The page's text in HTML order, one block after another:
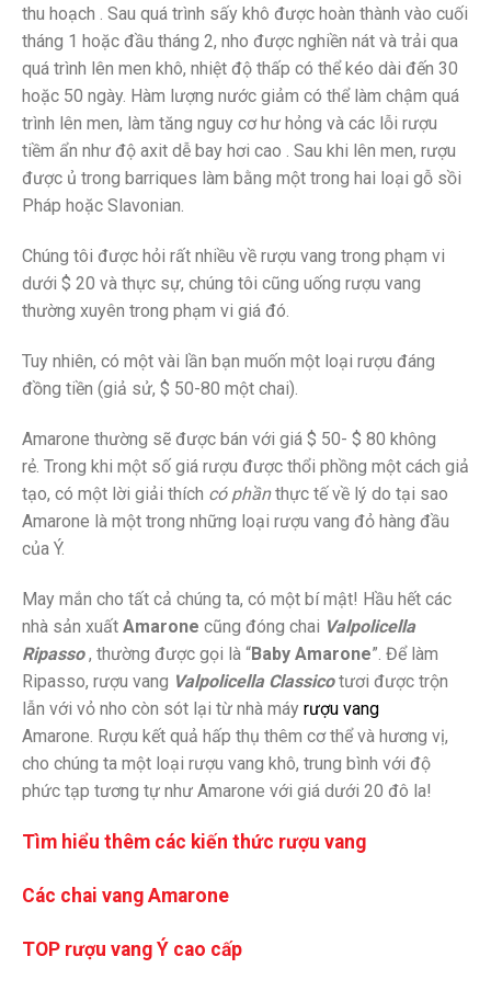
thu hoạch . Sau quá trình sấy khô được hoàn thành vào cuối
tháng 1 hoặc đầu tháng 2, nho được nghiền nát và trải qua
quá trình lên men khô, nhiệt độ thấp có thể kéo dài đến 30
hoặc 50 ngày. Hàm lượng nước giảm có thể làm chậm quá
trình lên men, làm tăng nguy cơ hư hỏng và các lỗi rượu
tiềm ẩn như độ axit dễ bay hơi cao . Sau khi lên men, rượu
được ủ trong barriques làm bằng một trong hai loại gỗ sồi
Pháp hoặc Slavonian.
Chúng tôi được hỏi rất nhiều về rượu vang trong phạm vi
dưới $ 20 và thực sự, chúng tôi cũng uống rượu vang
thường xuyên trong phạm vi giá đó.
Tuy nhiên, có một vài lần bạn muốn một loại rượu đáng
đồng tiền (giả sử, $ 50-80 một chai).
Amarone thường sẽ được bán với giá $ 50- $ 80 không
rẻ. Trong khi một số giá rượu được thổi phồng một cách giả
tạo, có một lời giải thích có phầnthực tế về lý do tại sao
Amarone là một trong những loại rượu vang đỏ hàng đầu
của Ý.
May mắn cho tất cả chúng ta, có một bí mật! Hầu hết các
nhà sản xuất Amarone cũng đóng chai Valpolicella
Ripasso, thường được gọi là “Baby Amarone”. Để làm
Ripasso, rượu vang Valpolicella Classicotươi được trộn
lẫn với vỏ nho còn sót lại từ nhà máy rượu vang
Amarone. Rượu kết quả hấp thụ thêm cơ thể và hương vị,
cho chúng ta một loại rượu vang khô, trung bình với độ
phức tạp tương tự như Amarone với giá dưới 20 đô la!
Tìm hiểu thêm các kiến thức rượu vang
Các chai vang Amarone
TOP rượu vang Ý cao cấp